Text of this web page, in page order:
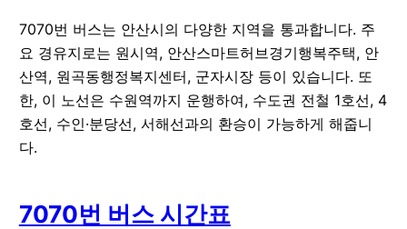
7070번 버스는 안산시의 다양한 지역을 통과합니다. 주
요 경유지로는 원시역, 안산스마트허브경기행복주택, 안
산역, 원곡동행정복지센터, 군자시장 등이 있습니다. 또
한, 이 노선은 수원역까지 운행하여, 수도권 전철 1호선, 4
호선, 수인·분당선, 서해선과의 환승이 가능하게 해줍니
다.
7070번 버스 시간표